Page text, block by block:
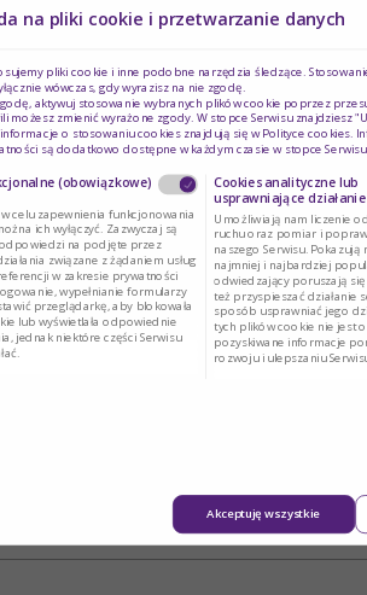
na pliki cookie i przetwarzanie danych
pliki cookie i inne podobne narzędzia śledzące.
wówczas, gdy wyrazisz na nie zgodę.
aktywuj stosowanie wybranych plików cookie poprzez
możesz zmienić wyrażone zgody. W stopce Serwisu
informacje o stosowaniu cookies znajdują się wPolityce cookies.
są dodatkowo dostępne w każdym czasie w stopce
(obowiązkowe)
celu zapewnienia funkcjonowania
ich wyłączyć. Zazwyczaj są
na podjęte przez
związane z żądaniem usług
w zakresie prywatności
wypełnianie formularzy
przeglądarkę, aby blokowała
lub wyświetlała odpowiednie
jednak niektóre części Serwisu
Cookies analityczne lub
usprawniające
Umożliwiają nam liczenie
ruchu oraz pomiar i
naszego Serwisu.
najmniej i najbardziej
odwiedzający poruszają
też przyspieszać działanie
sposób usprawniać jego
tych plików cookie nie jest
pozyskiwane informacje
rozwoju i ulepszaniu
Akceptuję wszystkie